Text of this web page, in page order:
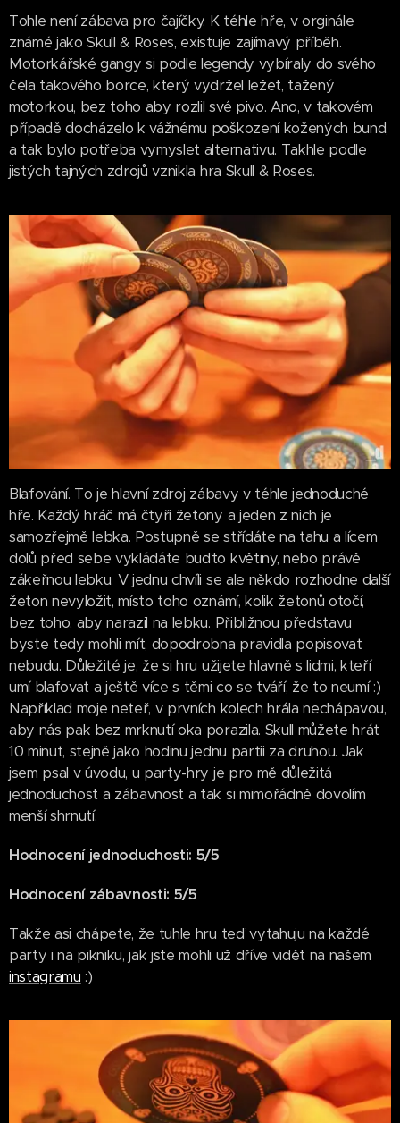
Tohle není zábava pro čajíčky. K téhle hře, v orginále
známé jako Skull & Roses, existuje zajímavý příběh.
Motorkářské gangy si podle legendy vybíraly do svého
čela takového borce, který vydržel ležet, tažený
motorkou, bez toho aby rozlil své pivo. Ano, v takovém
případě docházelo k vážnému poškození kožených bund,
a tak bylo potřeba vymyslet alternativu. Takhle podle
jistých tajných zdrojů vznikla hra Skull & Roses.
Blafování. To je hlavní zdroj zábavy v téhle jednoduché
hře. Každý hráč má čtyři žetony a jeden z nich je
samozřejmě lebka. Postupně se střídáte na tahu a lícem
dolů před sebe vykládáte buďto květiny, nebo právě
zákeřnou lebku. V jednu chvíli se ale někdo rozhodne další
žeton nevyložit, místo toho oznámí, kolik žetonů otočí,
bez toho, aby narazil na lebku. Přibližnou představu
byste tedy mohli mít, dopodrobna pravidla popisovat
nebudu. Důležité je, že si hru užijete hlavně s lidmi, kteří
umí blafovat a ještě více s těmi co se tváří, že to neumí :)
Například moje neteř, v prvních kolech hrála nechápavou,
aby nás pak bez mrknutí oka porazila. Skull můžete hrát
10 minut, stejně jako hodinu jednu partii za druhou. Jak
jsem psal v úvodu, u party-hry je pro mě důležitá
jednoduchost a zábavnost a tak si mimořádně dovolím
menší shrnutí.
Hodnocení jednoduchosti: 5/5
Hodnocení zábavnosti: 5/5
Takže asi chápete, že tuhle hru teď vytahuju na každé
party i na pikniku, jak jste mohli už dříve vidět na našem
instagramu :)